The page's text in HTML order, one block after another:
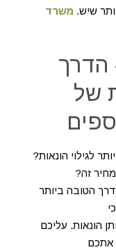
שיש. משרד
הדרך
של
לגילוי הונאות?
זה?
הטובה ביותר
הונאות. עליכם
אתכם